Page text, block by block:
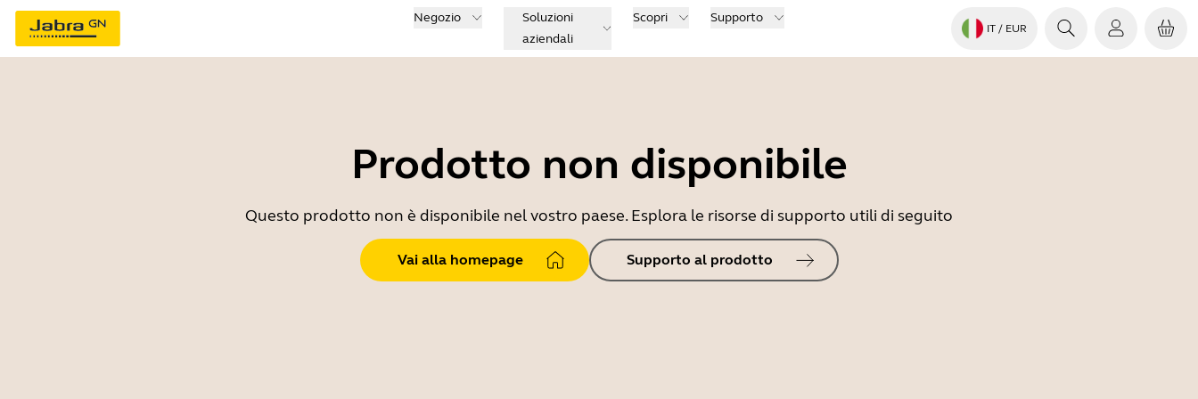
Negozio
Soluzioni
aziendali
Scopri Supporto
IT / EUR
Prodotto non disponibile
Questo prodotto non è disponibile nel vostro paese. Esplora le risorse di supporto utili di seguito
Vai alla homepage Supporto al prodotto